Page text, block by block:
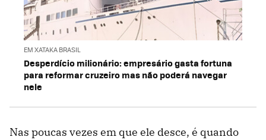
EM XATAKA BRASIL
Desperdício milionário: empresário gasta fortuna
para reformar cruzeiro mas não poderá navegar
nele
Nas poucas vezes em que ele desce, é quando